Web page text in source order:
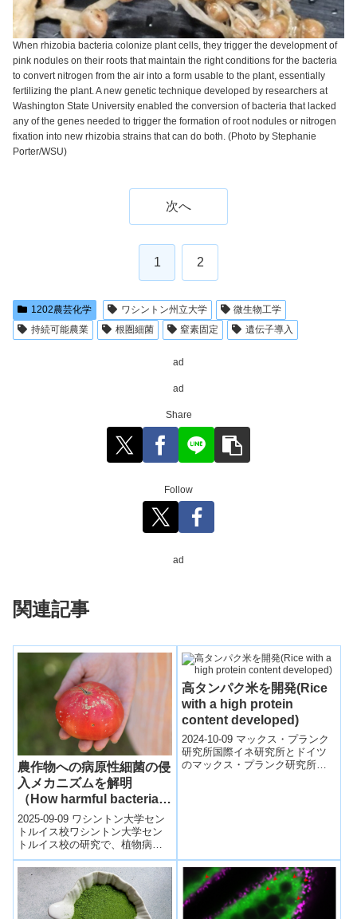
When rhizobia bacteria colonize plant cells, they trigger the development of
pink nodules on their roots that maintain the right conditions for the bacteria
to convert nitrogen from the air into a form usable to the plant, essentially
fertilizing the plant. A new genetic technique developed by researchers at
Washington State University enabled the conversion of bacteria that lacked
any of the genes needed to trigger the formation of root nodules or nitrogen
fixation into new rhizobia strains that can do both. (Photo by Stephanie
Porter/WSU)
次へ
1 2
1202農芸化学 ワシントン州立大学
微生物工学
持続可能農業
根圏細菌 窒素固定 遺伝子導入
ad
ad
Share
Follow
ad
関連記事
農作物への病原性細菌の侵
入メカニズムを解明
（How harmful bacteria
hijack crops）
2025-09-09 ワシントン大学セン
トルイス校ワシントン大学セン
トルイス校の研究で、植物病原
菌 Pseudomonas syringae がト
マトなどの作物...
高タンパク米を開発(Rice
with a high protein
content developed)
2024-10-09 マックス・プランク
研究所国際イネ研究所とドイツ
のマックス・プランク研究所の